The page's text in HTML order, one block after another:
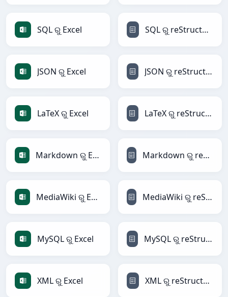
SQL ରୁ Excel SQL ରୁ reStructuredText
JSON ରୁ Excel JSON ରୁ reStructuredText
LaTeX ରୁ Excel LaTeX ରୁ reStructuredText
Markdown ରୁ Excel Markdown ରୁ reStructuredText
MediaWiki ରୁ Excel MediaWiki ରୁ reStructuredText
MySQL ରୁ Excel MySQL ରୁ reStructuredText
XML ରୁ Excel XML ରୁ reStructuredText